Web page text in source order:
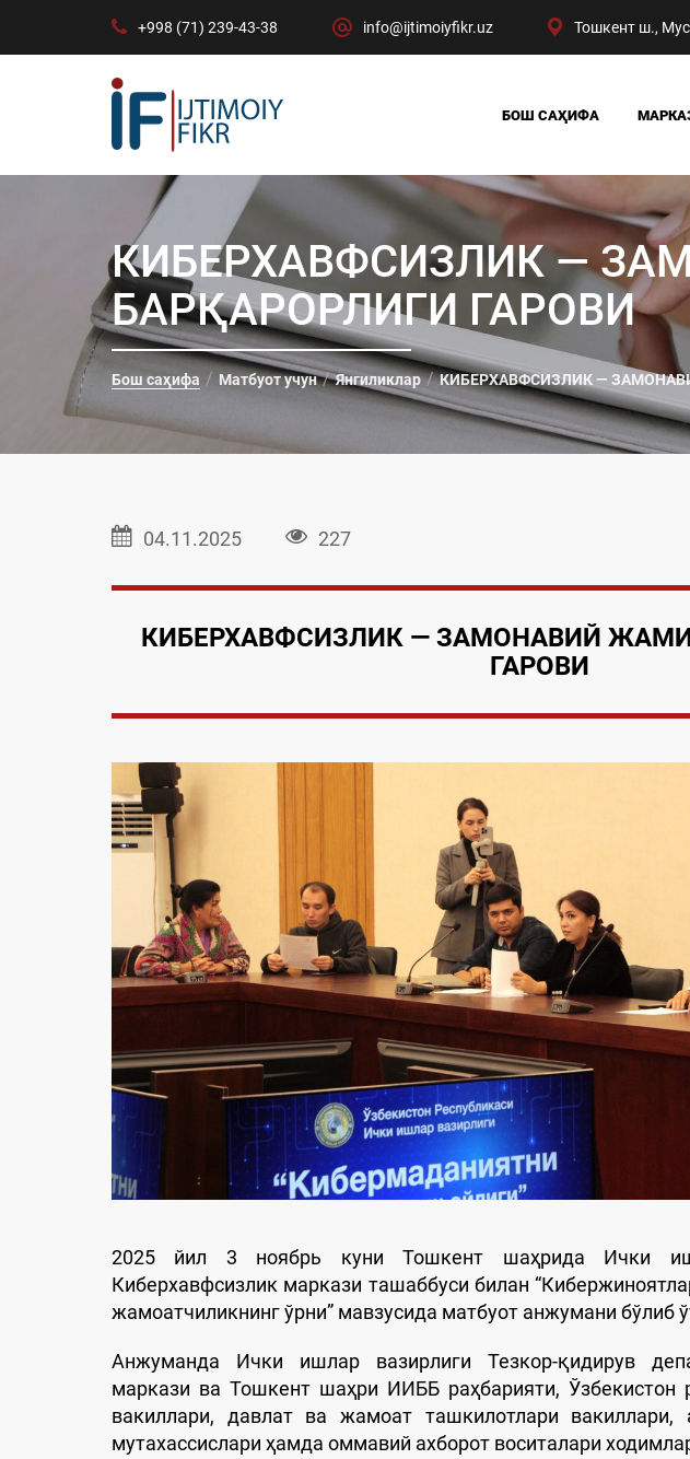
+998 (71) 239-43-38 info@ijtimoiyfikr.uz Тошкент ш.,
БОШ САҲИФА
КИБЕРХАВФСИЗЛИК —
БАРҚАРОРЛИГИ ГАРОВИ
Бош саҳифа Матбуот учун Янгиликлар КИБЕРХАВФСИЗЛИК —
04.11.2025 227
КИБЕРХАВФСИЗЛИК — ЗАМОНАВИЙ
ГАРОВИ
2025 йил 3 ноябрь куни Тошкент шаҳрида Ички
Киберхавфсизлик маркази ташаббуси билан
жамоатчиликнинг ўрни” мавзусида матбуот анжумани бўлиб
Анжуманда Ички ишлар вазирлиги Тезкор-қидирув
маркази ва Тошкент шаҳри ИИББ раҳбарияти, Ўзбекистон
вакиллари, давлат ва жамоат ташкилотлари вакиллари,
мутахассислари ҳамда оммавий ахборот воситалари